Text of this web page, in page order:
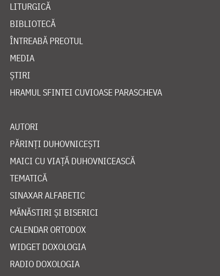
LITURGICĂ
BIBLIOTECĂ
ÎNTREABĂ PREOTUL
MEDIA
ȘTIRI
HRAMUL SFINTEI CUVIOASE PARASCHEVA
AUTORI
PĂRINȚI DUHOVNICEȘTI
MAICI CU VIAȚĂ DUHOVNICEASCĂ
TEMATICĂ
SINAXAR ALFABETIC
MĂNĂSTIRI ȘI BISERICI
CALENDAR ORTODOX
WIDGET DOXOLOGIA
RADIO DOXOLOGIA